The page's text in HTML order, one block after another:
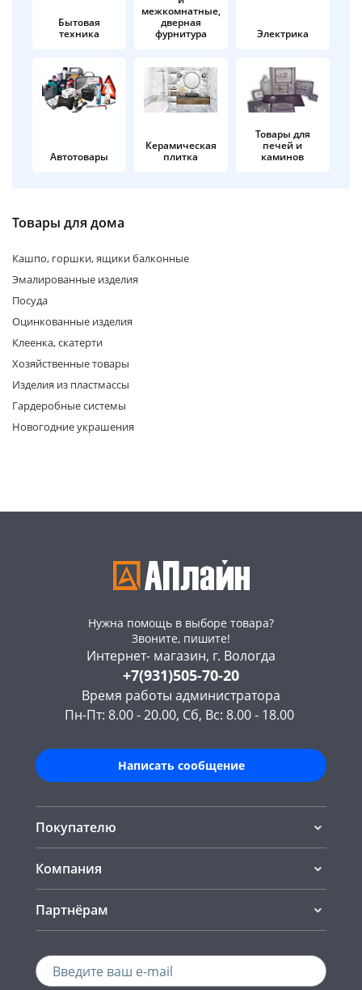
Бытовая
техника
межкомнатные,
дверная
фурнитура
Электрика
Автотовары
Керамическая
плитка
Товары для
печей и
каминов
Товары для дома
Кашпо, горшки, ящики балконные
Эмалированные изделия
Посуда
Оцинкованные изделия
Клеенка, скатерти
Хозяйственные товары
Изделия из пластмассы
Гардеробные системы
Новогодние украшения
Нужна помощь в выборе товара?
Звоните, пишите!
Интернет- магазин, г. Вологда
+7(931)505-70-20
Время работы администратора
Пн-Пт: 8.00 - 20.00, Сб, Вс: 8.00 - 18.00
Написать сообщение
Покупателю
Компания
Партнёрам
раз в 2
недели
8 800 302-02-51
plait.ru